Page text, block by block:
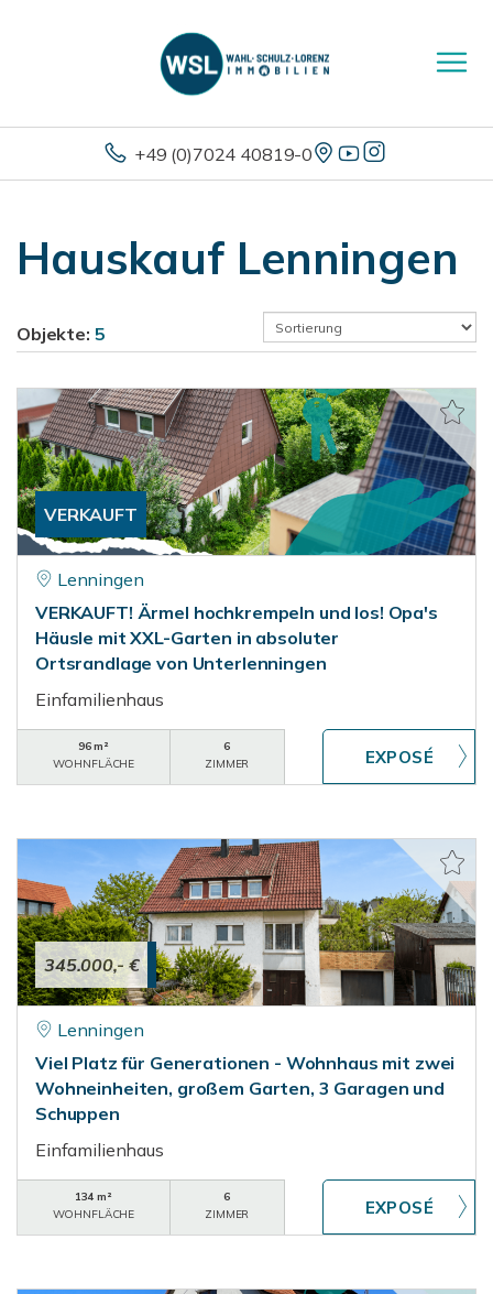
+49 (0)7024 40819-0
Hauskauf Lenningen
Objekte: 5
VERKAUFT
Lenningen
VERKAUFT! Ärmel hochkrempeln und los! Opa's
Häusle mit XXL-Garten in absoluter
Ortsrandlage von Unterlenningen
Einfamilienhaus
96 m²
WOHNFLÄCHE
6
ZIMMER
345.000,- €
Lenningen
Viel Platz für Generationen - Wohnhaus mit zwei
Wohneinheiten, großem Garten, 3 Garagen und
Schuppen
Einfamilienhaus
134 m²
WOHNFLÄCHE
6
ZIMMER